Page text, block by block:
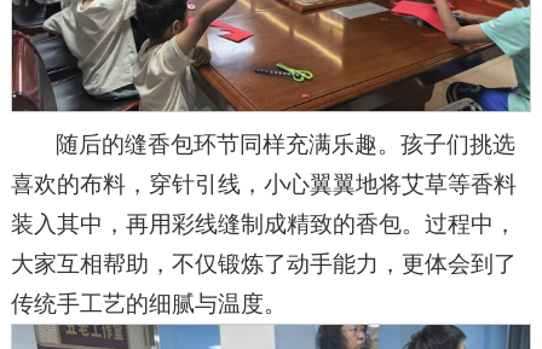
随后的缝香包环节同样充满乐趣。孩子们挑选
喜欢的布料，穿针引线，小心翼翼地将艾草等香料
装入其中，再用彩线缝制成精致的香包。过程中，
大家互相帮助，不仅锻炼了动手能力，更体会到了
传统手工艺的细腻与温度。